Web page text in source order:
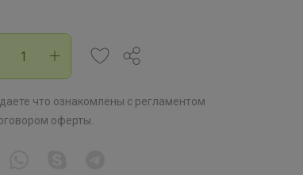
что ознакомлены с регламентом
оферты